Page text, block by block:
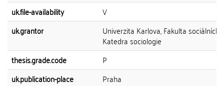
uk.file-availability
V
uk.grantor
Univerzita Karlova, Fakulta sociálních
Katedra sociologie
thesis.grade.code
P
uk.publication-place
Praha